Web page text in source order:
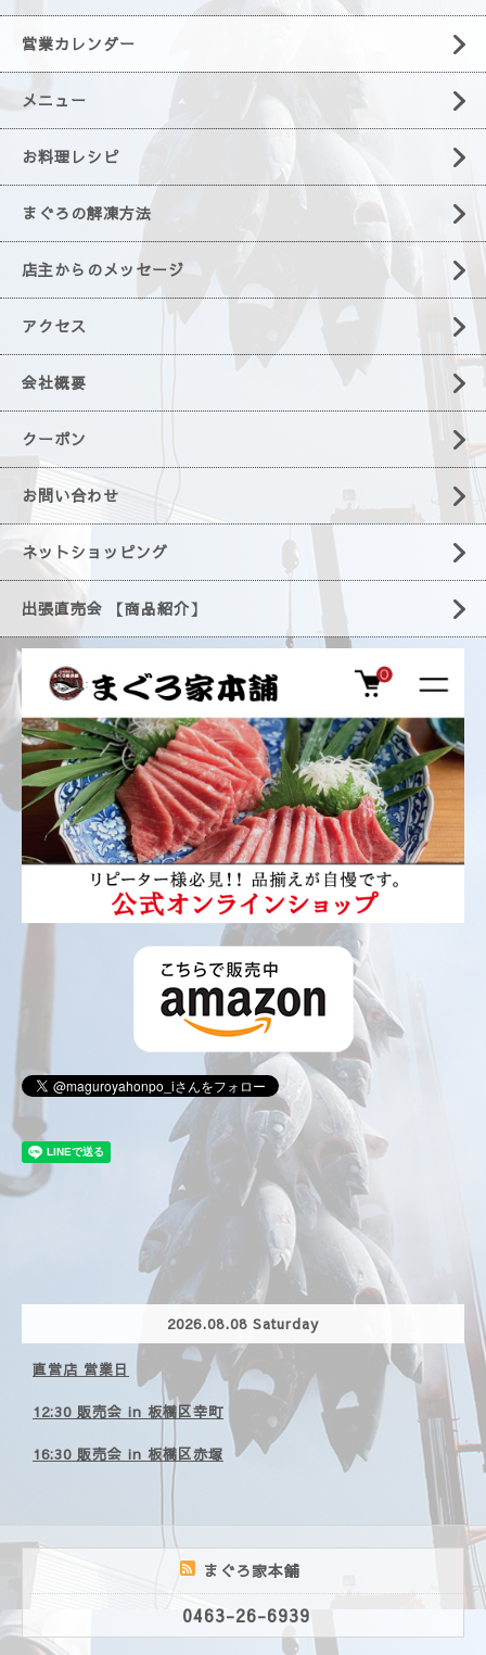
営業カレンダー
メニュー
お料理レシピ
まぐろの解凍方法
店主からのメッセージ
アクセス
会社概要
クーポン
お問い合わせ
ネットショッピング
出張直売会 【商品紹介】
2026.08.08 Saturday
直営店 営業日
12:30 販売会 in 板橋区幸町
16:30 販売会 in 板橋区赤塚
まぐろ家本舗
0463-26-6939